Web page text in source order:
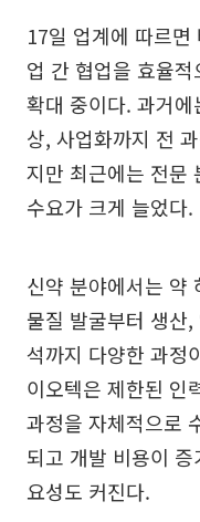
17일 업계에 따르면
업 간 협업을 효율
확대 중이다. 과거
상, 사업화까지 전
지만 최근에는 전문
수요가 크게 늘었다.
신약 분야에서는 약
물질 발굴부터 생산
석까지 다양한 과정
이오텍은 제한된 인
과정을 자체적으로
되고 개발 비용이
요성도 커진다.